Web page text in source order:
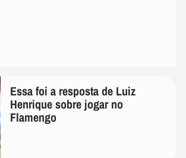
Essa foi a resposta de Luiz
Henrique sobre jogar no
Flamengo